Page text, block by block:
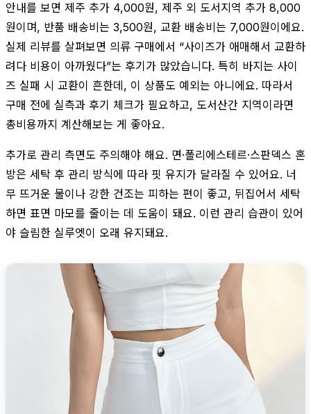
안내를 보면 제주 추가 4,000원, 제주 외 도서지역 추가 8,000
원이며, 반품 배송비는 3,500원, 교환 배송비는 7,000원이에요.
실제 리뷰를 살펴보면 의류 구매에서 “사이즈가 애매해서 교환하
려다 비용이 아까웠다”는 후기가 많았습니다. 특히 바지는 사이
즈 실패 시 교환이 흔한데, 이 상품도 예외는 아니에요. 따라서
구매 전에 실측과 후기 체크가 필요하고, 도서산간 지역이라면
총비용까지 계산해보는 게 좋아요.
추가로 관리 측면도 주의해야 해요. 면·폴리에스테르·스판덱스 혼
방은 세탁 후 관리 방식에 따라 핏 유지가 달라질 수 있어요. 너
무 뜨거운 물이나 강한 건조는 피하는 편이 좋고, 뒤집어서 세탁
하면 표면 마모를 줄이는 데 도움이 돼요. 이런 관리 습관이 있어
야 슬림한 실루엣이 오래 유지돼요.